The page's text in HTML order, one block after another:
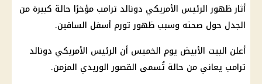
أثار ظهور الرئيس الأمريكي دونالد ترامب مؤخرًا حالة كبيرة من
الجدل حول صحته وسبب ظهور تورم أسفل الساقين.
أعلن البيت الأبيض يوم الخميس أن الرئيس الأمريكي دونالد
ترامب يعاني من حالة تُسمى القصور الوريدي المزمن.